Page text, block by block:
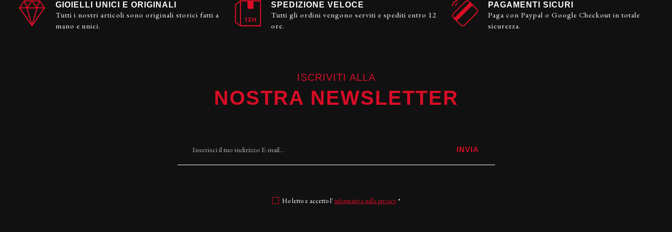
GIOIELLI UNICI E ORIGINALI
Tutti i nostri articoli sono originali storici fatti a
mano e unici.
SPEDIZIONE VELOCE
Tutti gli ordini vengono serviti e spediti entro 12
ore.
PAGAMENTI SICURI
Paga con Paypal o Google Checkout in totale
sicurezza.
ISCRIVITI ALLA
NOSTRA NEWSLETTER
INVIA
Ho letto e accetto l' informativa sulla privacy*